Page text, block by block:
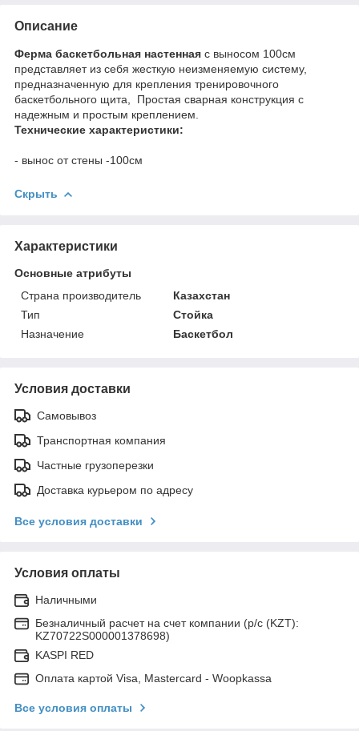
Описание
Ферма баскетбольная настенная с выносом 100см
представляет из себя жесткую неизменяемую систему,
предназначенную для крепления тренировочного
баскетбольного щита, Простая сварная конструкция с
надежным и простым креплением.
Технические характеристики:
- вынос от стены -100см
Скрыть
Характеристики
Основные атрибуты
Страна производитель
Казахстан
Тип
Стойка
Назначение
Баскетбол
Условия доставки
Самовывоз
Транспортная компания
Частные грузоперезки
Доставка курьером по адресу
Все условия доставки
Условия оплаты
Наличными
Безналичный расчет на счет компании (р/с (KZT):
KZ70722S000001378698)
KASPI RED
Оплата картой Visa, Mastercard - Woopkassa
Все условия оплаты